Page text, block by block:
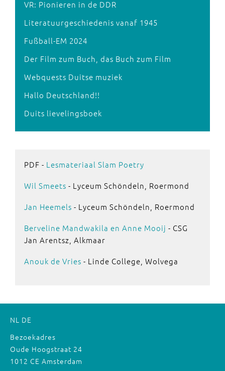
VR: Pionieren in de DDR
Literatuurgeschiedenis vanaf 1945
Fußball-EM 2024
Der Film zum Buch, das Buch zum Film
Webquests Duitse muziek
Hallo Deutschland!!
Duits lievelingsboek
PDF - Lesmateriaal Slam Poetry
Wil Smeets - Lyceum Schöndeln, Roermond
Jan Heemels - Lyceum Schöndeln, Roermond
Berveline Mandwakila en Anne Mooij - CSG
Jan Arentsz, Alkmaar
Anouk de Vries - Linde College, Wolvega
NL DE
Bezoekadres
Oude Hoogstraat 24
1012 CE Amsterdam